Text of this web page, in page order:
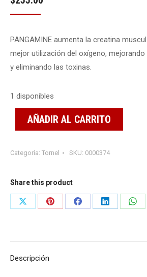
PANGAMINE aumenta la creatina
mejor utilización del oxígeno,
y eliminando las toxinas.
1 disponibles
AÑADIR AL CARRITO
Categoría: Tornel SKU: 0000374
Share this product
Share
Share
Share
Share
Share
Descripción